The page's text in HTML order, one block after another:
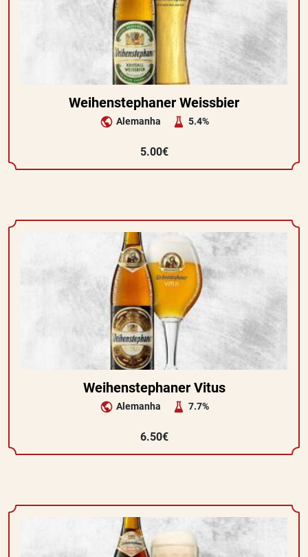
Weihenstephaner Weissbier
Alemanha 5.4%
5.00€
Weihenstephaner Vitus
Alemanha 7.7%
6.50€